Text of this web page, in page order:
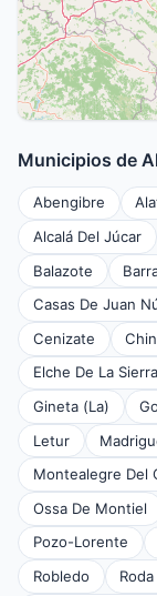
Municipios de
Abengibre
Alcalá Del Júcar
Balazote
Casas De Juan
Cenizate
Elche De La Sierra
Gineta (La)
Letur
Montealegre Del
Ossa De Montiel
Pozo-Lorente
Robledo